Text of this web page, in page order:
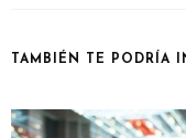
TAMBIÉN TE PODRÍA